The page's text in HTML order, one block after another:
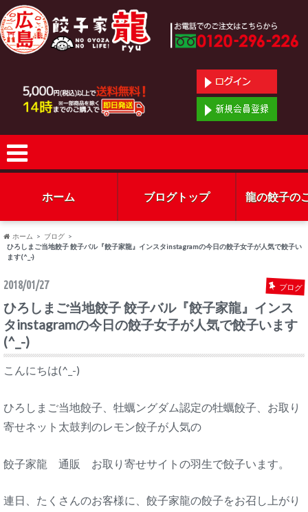
ホーム ブログトップ 龍の餃子の
ホーム
ブログ
ひろしまご当地餃子 餃子バル『餃子家龍』インスタinstagramの今日の餃子女子が人気で餃子い
ます(^_-)
2018/01/27 ブログ
ひろしまご当地餃子 餃子バル『餃子家龍』インス
タinstagramの今日の餃子女子が人気で餃子います
(^_-)
こんにちは(^_-)
ひろしまご当地餃子、牡蠣ングダム認定の牡蠣餃子、お取り
寄せネット太鼓判のレモン餃子が人気の
餃子家龍 通販 お取り寄せサイトの羽生で餃子います。
連日、たくさんのお客様に、餃子家龍の餃子をお召し上がり